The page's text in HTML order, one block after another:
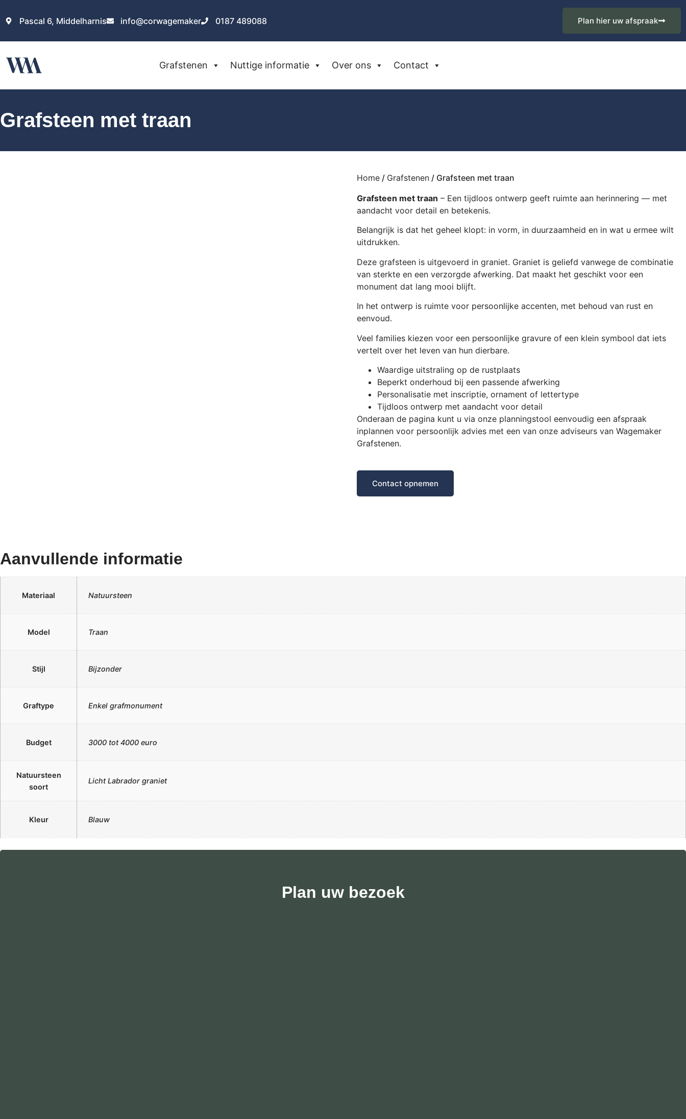
Pascal 6, Middelharnis info@corwagemaker 0187 489088 Plan hier uw afspraak
Grafstenen Nuttige informatie Over ons Contact
Grafsteen met traan
Home/ Grafstenen/ Grafsteen met traan
Grafsteen met traan – Een tijdloos ontwerp geeft ruimte aan herinnering — met
aandacht voor detail en betekenis.
Belangrijk is dat het geheel klopt: in vorm, in duurzaamheid en in wat u ermee wilt
uitdrukken.
Deze grafsteen is uitgevoerd in graniet. Graniet is geliefd vanwege de combinatie
van sterkte en een verzorgde afwerking. Dat maakt het geschikt voor een
monument dat lang mooi blijft.
In het ontwerp is ruimte voor persoonlijke accenten, met behoud van rust en
eenvoud.
Veel families kiezen voor een persoonlijke gravure of een klein symbool dat iets
vertelt over het leven van hun dierbare.
Waardige uitstraling op de rustplaats
Beperkt onderhoud bij een passende afwerking
Personalisatie met inscriptie, ornament of lettertype
Tijdloos ontwerp met aandacht voor detail
Onderaan de pagina kunt u via onze planningstool eenvoudig een afspraak
inplannen voor persoonlijk advies met een van onze adviseurs van Wagemaker
Grafstenen.
Contact opnemen
Aanvullende informatie
Materiaal Natuursteen
Model Traan
Stijl Bijzonder
Graftype Enkel grafmonument
Budget 3000 tot 4000 euro
Natuursteen
soort
Licht Labrador graniet
Kleur Blauw
Plan uw bezoek